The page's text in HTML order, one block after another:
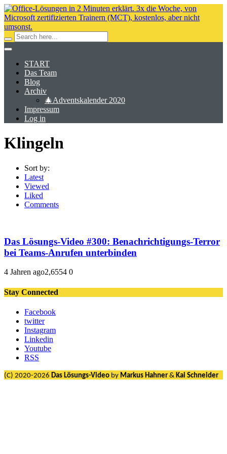
START
Das Team
Blog
Archiv
🎄Adventskalender 2020
Impressum
Log in
Klingeln
Sort by:
Latest
Viewed
Liked
Comments
Das Lösungs-Video #300: Benachrichtigungs-Terror
bei Teams-Anrufen unterbinden
4 Jahren ago2,6554 0
Stay Connected
Facebook
twitter
Instagram
Linkedin
Youtube
RSS
(C) 2020-2026 Das Lösungs-Video by Markus Hahner & Kai Schneider